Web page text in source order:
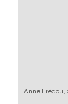
Anne Frédou,